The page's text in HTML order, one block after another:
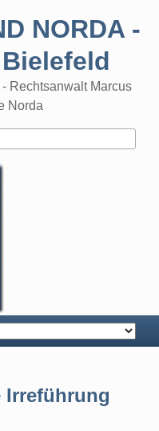
NORDA -
Rechtsanwalt Marcus
Norda
Irreführung